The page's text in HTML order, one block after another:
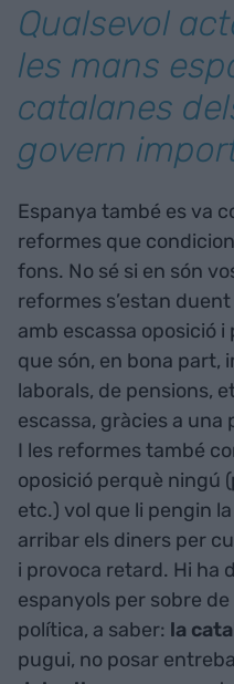
Qualsevol
les mans
catalanes
govern
Espanya també es va
reformes que
fons. No sé si en són
reformes s’estan
amb escassa oposició
que són, en bona part,
laborals, de pensions,
escassa, gràcies a una
I les reformes també
oposició perquè ningú
etc.) vol que li pengin
arribar els diners per
i provoca retard. Hi ha
espanyols per sobre
política, a saber: la
pugui, no posar